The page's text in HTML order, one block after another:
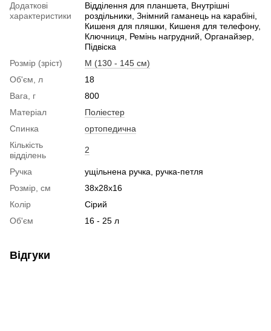
Додаткові
характеристики
Відділення для планшета, Внутрішні
роздільники, Знімний гаманець на карабіні,
Кишеня для пляшки, Кишеня для телефону,
Ключниця, Ремінь нагрудний, Органайзер,
Підвіска
Розмір (зріст)
M (130 - 145 см)
Об'єм, л
18
Вага, г
800
Матеріал
Поліестер
Спинка
ортопедична
Кількість
відділень
2
Ручка
ущільнена ручка, ручка-петля
Розмір, см
38x28x16
Колір
Сірий
Об'єм
16 - 25 л
Відгуки